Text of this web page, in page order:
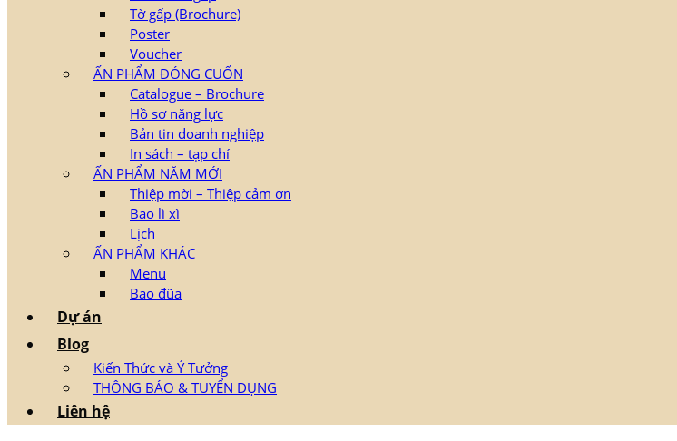
Tờ gấp (Brochure)
Poster
Voucher
ẤN PHẨM ĐÓNG CUỐN
Catalogue – Brochure
Hồ sơ năng lực
Bản tin doanh nghiệp
In sách – tạp chí
ẤN PHẨM NĂM MỚI
Thiệp mời – Thiệp cảm ơn
Bao lì xì
Lịch
ẤN PHẨM KHÁC
Menu
Bao đũa
Dự án
Blog
Kiến Thức và Ý Tưởng
THÔNG BÁO & TUYỂN DỤNG
Liên hệ